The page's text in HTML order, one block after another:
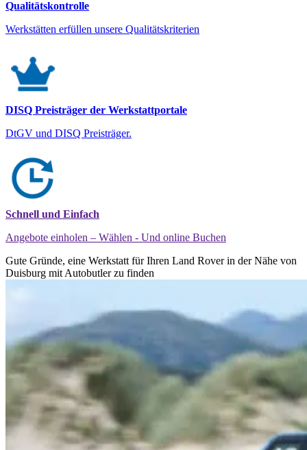
Qualitätskontrolle
Werkstätten erfüllen unsere Qualitätskriterien
DISQ Preisträger der Werkstattportale
DtGV und DISQ Preisträger.
Schnell und Einfach
Angebote einholen – Wählen - Und online Buchen
Gute Gründe, eine Werkstatt für Ihren Land Rover in der Nähe von
Duisburg mit Autobutler zu finden